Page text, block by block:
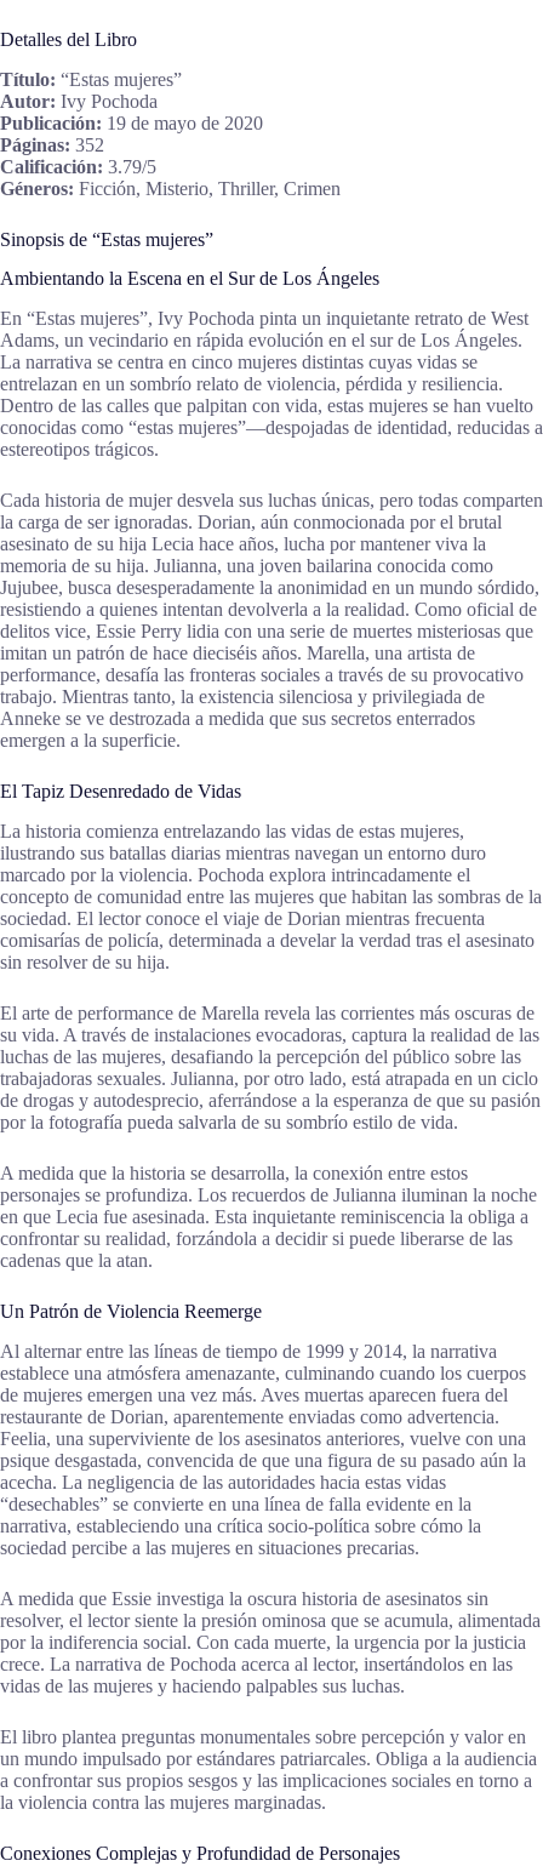
Detalles del Libro
Título: “Estas mujeres”
Autor: Ivy Pochoda
Publicación: 19 de mayo de 2020
Páginas: 352
Calificación: 3.79/5
Géneros: Ficción, Misterio, Thriller, Crimen
Sinopsis de “Estas mujeres”
Ambientando la Escena en el Sur de Los Ángeles
En “Estas mujeres”, Ivy Pochoda pinta un inquietante retrato de West
Adams, un vecindario en rápida evolución en el sur de Los Ángeles.
La narrativa se centra en cinco mujeres distintas cuyas vidas se
entrelazan en un sombrío relato de violencia, pérdida y resiliencia.
Dentro de las calles que palpitan con vida, estas mujeres se han vuelto
conocidas como “estas mujeres”—despojadas de identidad, reducidas a
estereotipos trágicos.
Cada historia de mujer desvela sus luchas únicas, pero todas comparten
la carga de ser ignoradas. Dorian, aún conmocionada por el brutal
asesinato de su hija Lecia hace años, lucha por mantener viva la
memoria de su hija. Julianna, una joven bailarina conocida como
Jujubee, busca desesperadamente la anonimidad en un mundo sórdido,
resistiendo a quienes intentan devolverla a la realidad. Como oficial de
delitos vice, Essie Perry lidia con una serie de muertes misteriosas que
imitan un patrón de hace dieciséis años. Marella, una artista de
performance, desafía las fronteras sociales a través de su provocativo
trabajo. Mientras tanto, la existencia silenciosa y privilegiada de
Anneke se ve destrozada a medida que sus secretos enterrados
emergen a la superficie.
El Tapiz Desenredado de Vidas
La historia comienza entrelazando las vidas de estas mujeres,
ilustrando sus batallas diarias mientras navegan un entorno duro
marcado por la violencia. Pochoda explora intrincadamente el
concepto de comunidad entre las mujeres que habitan las sombras de la
sociedad. El lector conoce el viaje de Dorian mientras frecuenta
comisarías de policía, determinada a develar la verdad tras el asesinato
sin resolver de su hija.
El arte de performance de Marella revela las corrientes más oscuras de
su vida. A través de instalaciones evocadoras, captura la realidad de las
luchas de las mujeres, desafiando la percepción del público sobre las
trabajadoras sexuales. Julianna, por otro lado, está atrapada en un ciclo
de drogas y autodesprecio, aferrándose a la esperanza de que su pasión
por la fotografía pueda salvarla de su sombrío estilo de vida.
A medida que la historia se desarrolla, la conexión entre estos
personajes se profundiza. Los recuerdos de Julianna iluminan la noche
en que Lecia fue asesinada. Esta inquietante reminiscencia la obliga a
confrontar su realidad, forzándola a decidir si puede liberarse de las
cadenas que la atan.
Un Patrón de Violencia Reemerge
Al alternar entre las líneas de tiempo de 1999 y 2014, la narrativa
establece una atmósfera amenazante, culminando cuando los cuerpos
de mujeres emergen una vez más. Aves muertas aparecen fuera del
restaurante de Dorian, aparentemente enviadas como advertencia.
Feelia, una superviviente de los asesinatos anteriores, vuelve con una
psique desgastada, convencida de que una figura de su pasado aún la
acecha. La negligencia de las autoridades hacia estas vidas
“desechables” se convierte en una línea de falla evidente en la
narrativa, estableciendo una crítica socio-política sobre cómo la
sociedad percibe a las mujeres en situaciones precarias.
A medida que Essie investiga la oscura historia de asesinatos sin
resolver, el lector siente la presión ominosa que se acumula, alimentada
por la indiferencia social. Con cada muerte, la urgencia por la justicia
crece. La narrativa de Pochoda acerca al lector, insertándolos en las
vidas de las mujeres y haciendo palpables sus luchas.
El libro plantea preguntas monumentales sobre percepción y valor en
un mundo impulsado por estándares patriarcales. Obliga a la audiencia
a confrontar sus propios sesgos y las implicaciones sociales en torno a
la violencia contra las mujeres marginadas.
Conexiones Complejas y Profundidad de Personajes